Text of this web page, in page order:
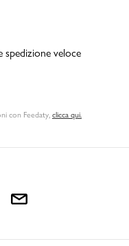
veloce
con Feedaty, clicca qui.